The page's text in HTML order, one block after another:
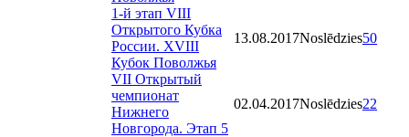
1-й этап VIII
Открытого Кубка
России. XVIII
Кубок Поволжья
13.08.2017Noslēdzies50
VII Открытый
чемпионат
Нижнего
Новгорода. Этап 5
02.04.2017Noslēdzies22